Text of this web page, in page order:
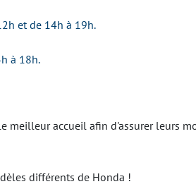
et de 14h à 19h.
à 18h.
meilleur accueil afin d'assurer leurs
différents de Honda !